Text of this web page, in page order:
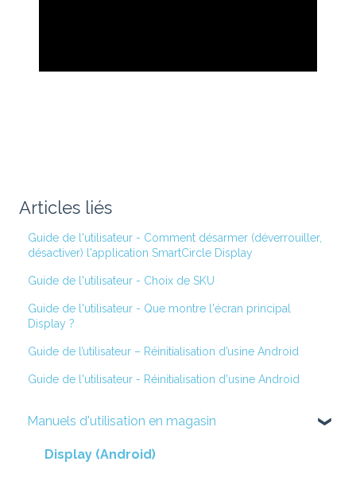
Articles liés
Guide de l'utilisateur - Comment désarmer (déverrouiller,
désactiver) l'application SmartCircle Display
Guide de l'utilisateur - Choix de SKU
Guide de l'utilisateur - Que montre l'écran principal
Display ?
Guide de l’utilisateur – Réinitialisation d’usine Android
Guide de l'utilisateur - Réinitialisation d'usine Android
Manuels d'utilisation en magasin
Display (Android)